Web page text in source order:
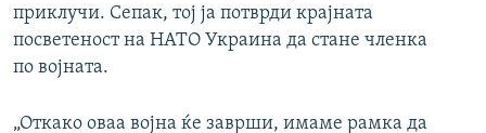
приклучи. Сепак, тој ја потврди крајната
посветеност на НАТО Украина да стане членка
по војната.
„Откако оваа војна ќе заврши, имаме рамка да